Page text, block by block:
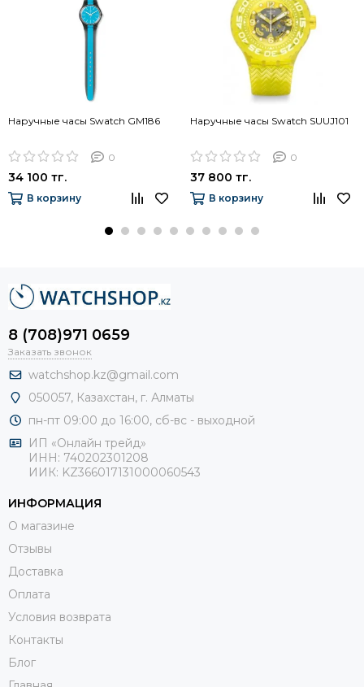
Наручные часы Swatch GM186
0
34 100 тг.
В корзину
Наручные часы Swatch SUUJ101
0
37 800 тг.
В корзину
8 (708)971 0659
Заказать звонок
watchshop.kz@gmail.com
050057, Казахстан, г. Алматы
пн-пт 09:00 до 16:00, сб-вс - выходной
ИП «Онлайн трейд»
ИНН: 740202301208
ИИК: KZ366017131000060543
ИНФОРМАЦИЯ
О магазине
Отзывы
Доставка
Оплата
Условия возврата
Контакты
Блог